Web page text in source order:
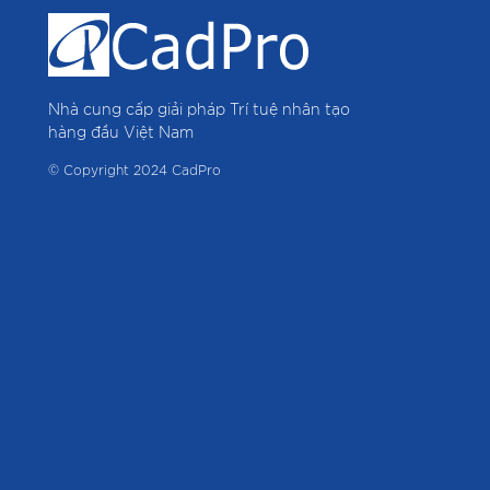
Nhà cung cấp giải pháp Trí tuệ nhân tạo
hàng đầu Việt Nam
© Copyright 2024 CadPro